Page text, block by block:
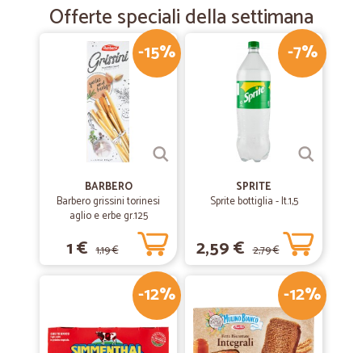
Offerte speciali della settimana
-15%
BARBERO
Barbero grissini torinesi
aglio e erbe gr.125
1 € 1,19 €
-7%
SPRITE
Sprite bottiglia - lt.1,5
2,59 € 2,79 €
-12% -12%